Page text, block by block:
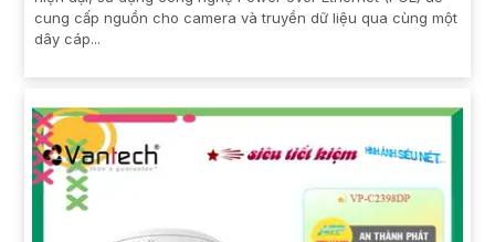
cung cấp nguồn cho camera và truyền dữ liệu qua cùng một
dây cáp...